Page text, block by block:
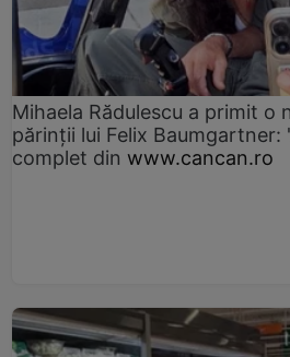
Mihaela Rădulescu a primit o
părinții lui Felix Baumgartner:
complet din www.cancan.ro